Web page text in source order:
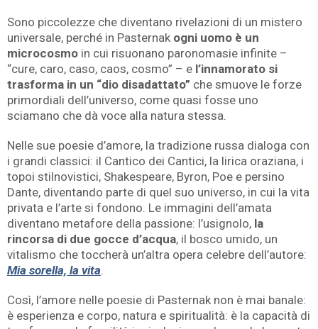
Sono piccolezze che diventano rivelazioni di un mistero
universale, perché in Pasternak ogni uomo è un
microcosmo in cui risuonano paronomasie infinite –
“cure, caro, caso, caos, cosmo” – e l’innamorato si
trasforma in un “dio disadattato” che smuove le forze
primordiali dell’universo, come quasi fosse uno
sciamano che dà voce alla natura stessa.
Nelle sue poesie d’amore, la tradizione russa dialoga con
i grandi classici: il Cantico dei Cantici, la lirica oraziana, i
topoi stilnovistici, Shakespeare, Byron, Poe e persino
Dante, diventando parte di quel suo universo, in cui la vita
privata e l’arte si fondono. Le immagini dell’amata
diventano metafore della passione: l’usignolo, la
rincorsa di due gocce d’acqua, il bosco umido, un
vitalismo che toccherà un’altra opera celebre dell’autore:
Mia sorella, la vita
Così, l’amore nelle poesie di Pasternak non è mai banale:
è esperienza e corpo, natura e spiritualità: è la capacità di